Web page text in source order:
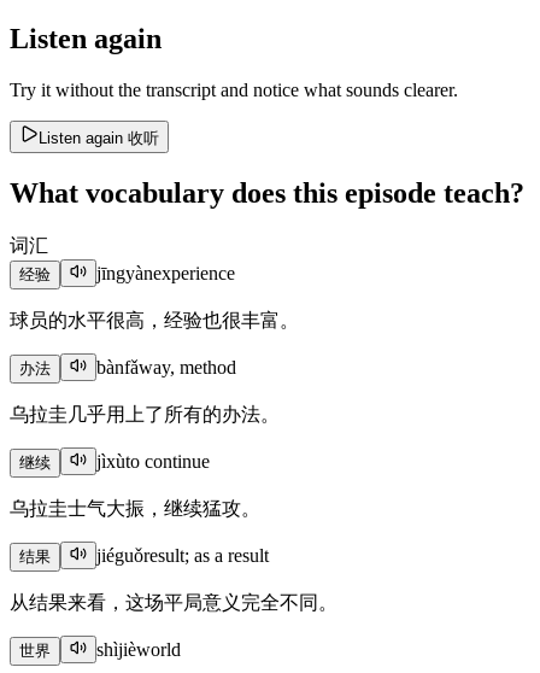
Listen again
Try it without the transcript and notice what sounds clearer.
Listen again 收听
What vocabulary does this episode teach?
词汇
经验 jīngyànexperience
球员的水平很高，经验也很丰富。
办法 bànfǎway, method
乌拉圭几乎用上了所有的办法。
继续 jìxùto continue
乌拉圭士气大振，继续猛攻。
结果 jiéguǒresult; as a result
从结果来看，这场平局意义完全不同。
世界 shìjièworld